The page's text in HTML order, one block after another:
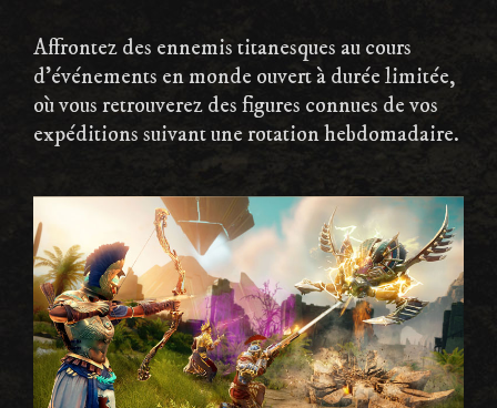
Affrontez des ennemis titanesques au cours
d'événements en monde ouvert à durée limitée,
où vous retrouverez des figures connues de vos
expéditions suivant une rotation hebdomadaire.